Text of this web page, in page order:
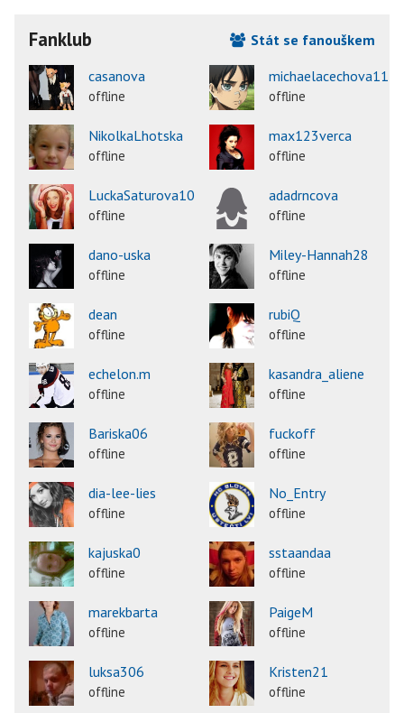
Fanklub
Stát se fanouškem
casanova
offline
michaelacechova11
offline
NikolkaLhotska
offline
max123verca
offline
LuckaSaturova10
offline
adadrncova
offline
dano-uska
offline
Miley-Hannah28
offline
dean
offline
rubiQ
offline
echelon.m
offline
kasandra_aliene
offline
Bariska06
offline
fuckoff
offline
dia-lee-lies
offline
No_Entry
offline
kajuska0
offline
sstaandaa
offline
marekbarta
offline
PaigeM
offline
luksa306
offline
Kristen21
offline